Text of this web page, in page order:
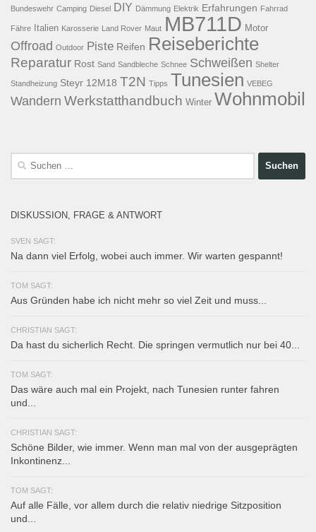
Bundeswehr Camping Diesel DIY Dämmung Elektrik Erfahrungen Fahrrad
Fähre Italien Karosserie Land Rover Maut MB711D Motor
Offroad Outdoor Piste Reifen Reiseberichte
Reparatur Rost Sand Sandbleche Schnee Schweißen Shelter
Standheizung Steyr 12M18 T2N Tipps Tunesien VEBEG
Wandern Werkstatthandbuch Winter Wohnmobil
Suchen
DISKUSSION, FRAGE & ANTWORT
SVEN SAGT:
Na dann viel Erfolg, wobei auch immer. Wir warten gespannt!
TOM SAGT:
Aus Gründen habe ich nicht mehr so viel Zeit und muss...
CHRISTIAN SAGT:
Da hast du sicherlich Recht. Die springen vermutlich nur bei 40...
TOM SAGT:
Das wäre auch mal ein Projekt, nach Tunesien runter fahren
und...
CHRISTIAN SAGT:
Schöne Bilder, wie immer. Wenn man mal von der ausgeprägten
Inkontinenz...
TOM SAGT:
Auf alle Fälle, vor allem durch die relativ niedrige Sitzposition
und...